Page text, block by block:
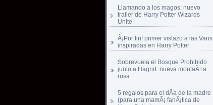
Llamando a los magos: nuevo
trailer de Harry Potter Wizards
Unite
Â¡Por fin! primer vistazo a las Vans
inspiradas en Harry Potter
Sobrevuela el Bosque Prohibido
junto a Hagrid: nueva montaÃ±a
rusa
5 regalos para el dÃ­a de la madre
(para una mamÃ¡ fanÃ¡tica de